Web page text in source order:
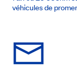
véhicules de